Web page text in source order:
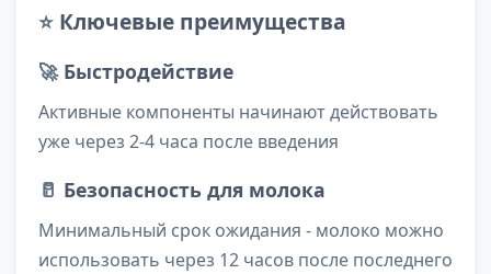
⭐ Ключевые преимущества
🚀 Быстродействие
Активные компоненты начинают действовать
уже через 2-4 часа после введения
🥛 Безопасность для молока
Минимальный срок ожидания - молоко можно
использовать через 12 часов после последнего